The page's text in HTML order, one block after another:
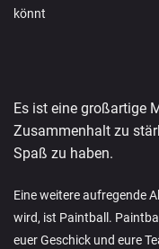
könnt
Es ist eine großartige
Zusammenhalt zu
Spaß zu haben.
Eine weitere aufregende
wird, ist Paintball.
euer Geschick und eure